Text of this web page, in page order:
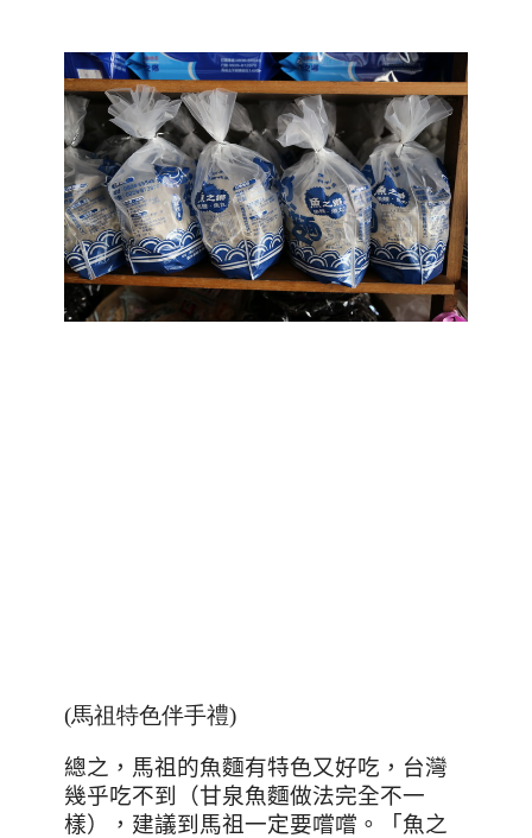
(馬祖特色伴手禮)
總之，馬祖的魚麵有特色又好吃，台灣
幾乎吃不到（甘泉魚麵做法完全不一
樣），建議到馬祖一定要嚐嚐。「魚之